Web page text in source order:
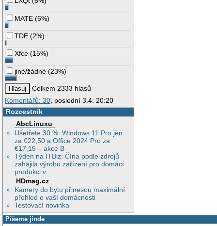
MATE (6%)
TDE (2%)
Xfce (15%)
jiné/žádné (23%)
Celkem 2333 hlasů
Komentářů: 30, poslední 3.4. 20:20
Rozcestník
AbcLinuxu
Ušetřete 30 %: Windows 11 Pro jen
za €22,50 a Office 2024 Pro za
€17,15 – akce B
Týden na ITBiz: Čína podle zdrojů
zahájila výrobu zařízení pro domácí
produkci v
HDmag.cz
Kamery do bytu přinesou maximální
přehled o vaší domácnosti
Testovací novinka
Píšeme jinde